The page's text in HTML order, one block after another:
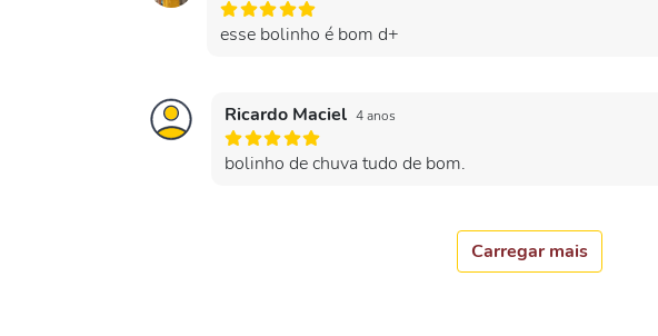
esse bolinho é bom d+
Ricardo Maciel 4 anos
bolinho de chuva tudo de bom.
Carregar mais